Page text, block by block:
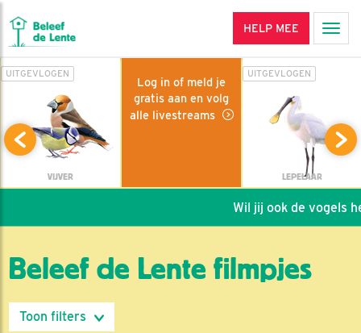
HELP MEE
UITGEVLOGEN
VIJVER
Log in of meld je
gratis aan en volg
alle livestreams
UITGEVLOGEN
LEPELAAR
Wil jij ook de vogels
Beleef de Lente filmpjes